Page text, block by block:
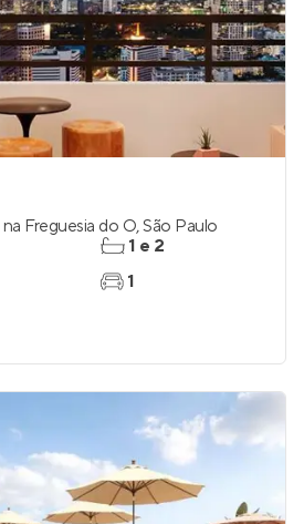
na Freguesia do Ó,São Paulo
1 e 2
1